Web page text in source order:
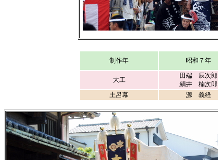
制作年 昭和７年
大工
田端 辰次郎
絹井 楠次郎
土呂幕
源 義経